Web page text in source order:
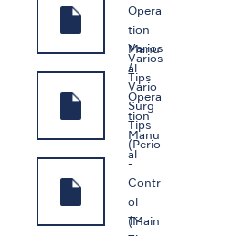
Opera
tion
Manu
al
Varios
Tips
Opera
tion
Manu
al
Varios
/
Vario
Surg
Tips
(Perio
-
Contr
ol
(Main
Ti-